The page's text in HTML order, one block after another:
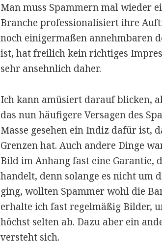
Man muss Spammern mal wieder
Branche professionalisiert ihre
noch einigermaßen annehmbaren
ist, hat freilich kein richtiges
sehr ansehnlich daher.
Ich kann amüsiert darauf blicken,
das nun häufigere Versagen des
Masse gesehen ein Indiz dafür ist,
Grenzen hat. Auch andere Dinge
Bild im Anhang fast eine Garantie,
handelt, denn solange es nicht um
ging, wollten Spammer wohl die
erhalte ich fast regelmäßig Bilder,
höchst selten ab. Dazu aber ein
versteht sich.